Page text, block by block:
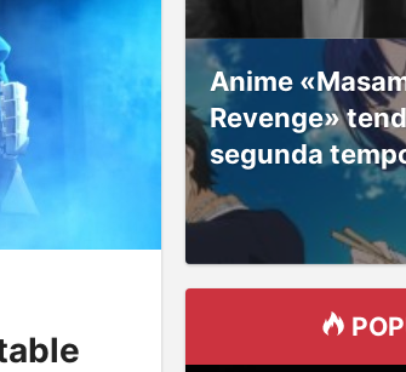
Anime
Revenge»
segunda